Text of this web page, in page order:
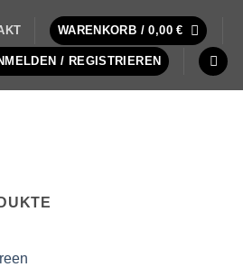
WARENKORB /0,00€
/ REGISTRIEREN